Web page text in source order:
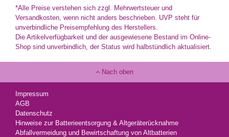
*Alle Preise verstehen sich zzgl. Mehrwertsteuer und
Versandkosten, wenn nicht anders beschrieben. UVP steht für
unverbindliche Preisempfehlung des Herstellers.
Die Artikelverfügbarkeit und der ausgewiesene Bestand im Online-
Shop sind unverbindlich, der Status wird halbstündlich aktualisiert.
Nach oben
Impressum
AGB
Datenschutz
Hinweise zur Batterieentsorgung & Altgeräterücknahme
Abfallvermeidung und Bewirtschaftung von Altbatterien